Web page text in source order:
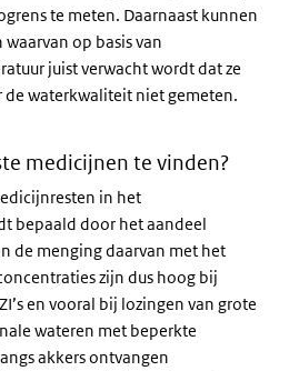
te meten. Daarnaast kunnen
op basis van
juist verwacht wordt dat ze
de waterkwaliteit niet gemeten.
medicijnen te vinden?
in het
bepaald door het aandeel
de menging daarvan met het
zijn dus hoog bij
en vooral bij lozingen van grote
wateren met beperkte
akkers ontvangen